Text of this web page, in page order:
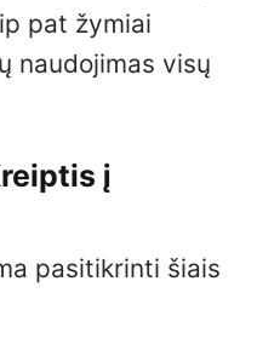
pat žymiai
naudojimas visų
į
pasitikrinti šiais